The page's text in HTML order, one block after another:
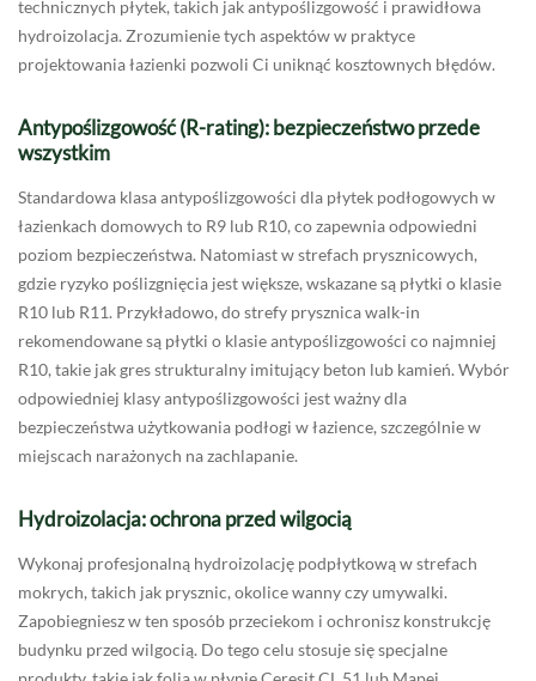
technicznych płytek, takich jak antypoślizgowość i prawidłowa
hydroizolacja. Zrozumienie tych aspektów w praktyce
projektowania łazienki pozwoli Ci uniknąć kosztownych błędów.
Antypoślizgowość (R-rating): bezpieczeństwo przede
wszystkim
Standardowa klasa antypoślizgowości dla płytek podłogowych w
łazienkach domowych to R9 lub R10, co zapewnia odpowiedni
poziom bezpieczeństwa. Natomiast w strefach prysznicowych,
gdzie ryzyko poślizgnięcia jest większe, wskazane są płytki o klasie
R10 lub R11. Przykładowo, do strefy prysznica walk-in
rekomendowane są płytki o klasie antypoślizgowości co najmniej
R10, takie jak gres strukturalny imitujący beton lub kamień. Wybór
odpowiedniej klasy antypoślizgowości jest ważny dla
bezpieczeństwa użytkowania podłogi w łazience, szczególnie w
miejscach narażonych na zachlapanie.
Hydroizolacja: ochrona przed wilgocią
Wykonaj profesjonalną hydroizolację podpłytkową w strefach
mokrych, takich jak prysznic, okolice wanny czy umywalki.
Zapobiegniesz w ten sposób przeciekom i ochronisz konstrukcję
budynku przed wilgocią. Do tego celu stosuje się specjalne